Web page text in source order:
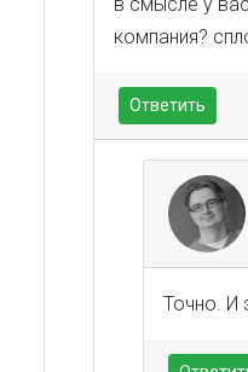
компания?
Ответить
Точно. И